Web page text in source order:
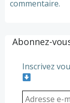
commentaire.
Abonnez-
Inscrivez